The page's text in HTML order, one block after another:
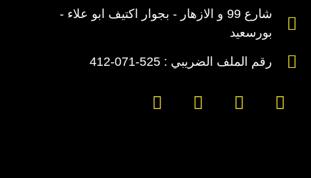
شارع 99 و الازهار - بجوار اكتيف ابو علاء -
بورسعيد
رقم الملف الضريبي : 525-071-412